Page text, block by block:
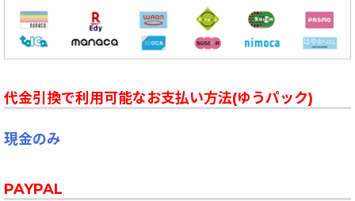
代金引換で利用可能なお支払い方法(ゆうパック)
現金のみ
PAYPAL